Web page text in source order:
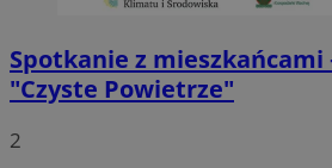
Spotkanie z mieszkańcami
"Czyste Powietrze"
2